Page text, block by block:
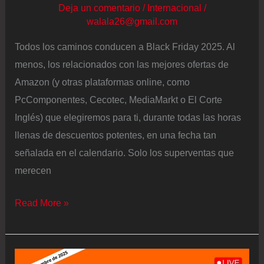
Deja un comentario / Internacional /
walala26@gmail.com
Todos los caminos conducen a Black Friday 2025. Al
menos, los relacionados con las mejores ofertas de
Amazon (y otras plataformas online, como
PcComponentes, Cecotec, MediaMarkt o El Corte
Inglés) que elegiremos para ti, durante todas las horas
llenas de descuentos potentes, en una fecha tan
señalada en el calendario. Solo los superventas que
merecen
Black
2025
Read More »